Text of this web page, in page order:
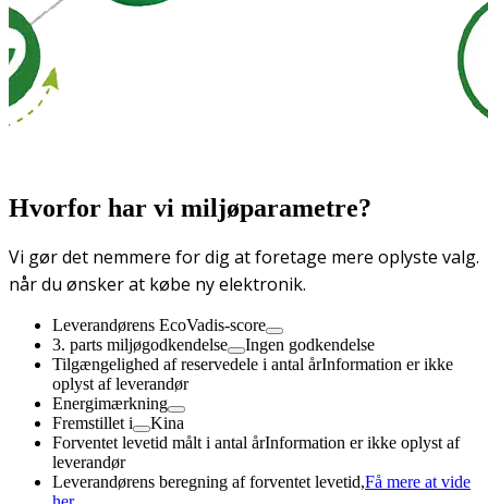
Hvorfor har vi miljøparametre?
Vi gør det nemmere for dig at foretage mere oplyste valg.
når du ønsker at købe ny elektronik.
Leverandørens EcoVadis-score
3. parts miljøgodkendelse
Ingen godkendelse
Tilgængelighed af reservedele i antal årInformation er ikke
oplyst af leverandør
Energimærkning
Fremstillet i
Kina
Forventet levetid målt i antal årInformation er ikke oplyst af
leverandør
Leverandørens beregning af forventet levetid,Få mere at vide